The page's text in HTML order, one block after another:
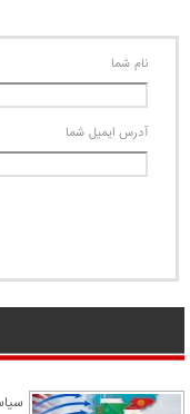
نام شما
آدرس ايميل شما